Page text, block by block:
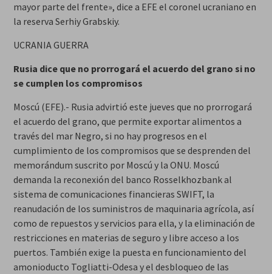
mayor parte del frente», dice a EFE el coronel ucraniano en
la reserva Serhiy Grabskiy.
UCRANIA GUERRA
Rusia dice que no prorrogará el acuerdo del grano si no
se cumplen los compromisos
Moscú (EFE).- Rusia advirtió este jueves que no prorrogará
el acuerdo del grano, que permite exportar alimentos a
través del mar Negro, si no hay progresos en el
cumplimiento de los compromisos que se desprenden del
memorándum suscrito por Moscú y la ONU. Moscú
demanda la reconexión del banco Rosselkhozbank al
sistema de comunicaciones financieras SWIFT, la
reanudación de los suministros de maquinaria agrícola, así
como de repuestos y servicios para ella, y la eliminación de
restricciones en materias de seguro y libre acceso a los
puertos. También exige la puesta en funcionamiento del
amonioducto Togliatti-Odesa y el desbloqueo de las